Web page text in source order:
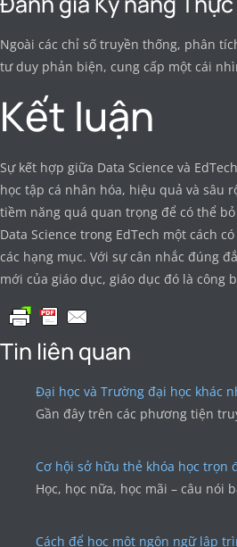
Ngoài các chỉ số truyền thống, phân
tư duy phản biện, cung cấp một cái
Kết luận
Sự kết hợp giữa Data Science và
học tập cá nhân hóa, hiệu quả và sâu
tiềm năng quá quan trọng để có thể
Data Science trong EdTech một cách
các hạng mục. Với sự cân nhắc đúng
mới của giáo dục, giáo dục đó là công
Tin liên quan
Đại học và Trường đại học khác
Gần đây trên các phương tiện
Cơ hội sở hữu thẻ khóa học trọn
Học, học nữa, học mãi – câu nói
Cách để học một ngôn ngữ lập